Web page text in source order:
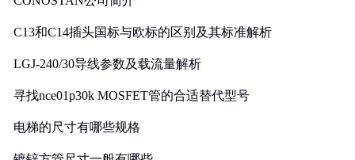
C13和C14插头国标与欧标的区别及其标准解析
LGJ-240/30导线参数及载流量解析
寻找nce01p30k MOSFET管的合适替代型号
电梯的尺寸有哪些规格